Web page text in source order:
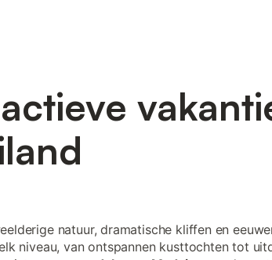
natuur, dramatische kliffen en
niveau, van ontspannen kusttochten tot